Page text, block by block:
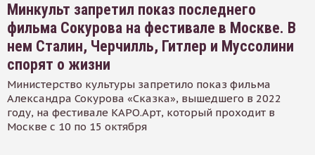
Минкульт запретил показ последнего
фильма Сокурова на фестивале в Москве. В
нем Сталин, Черчилль, Гитлер и Муссолини
спорят о жизни
Министерство культуры запретило показ фильма
Александра Сокурова «Сказка», вышедшего в 2022
году, на фестивале КАРО.Арт, который проходит в
Москве с 10 по 15 октября